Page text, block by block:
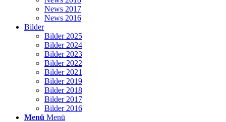
News 2017
News 2016
Bilder
Bilder 2025
Bilder 2024
Bilder 2023
Bilder 2022
Bilder 2021
Bilder 2019
Bilder 2018
Bilder 2017
Bilder 2016
Menü Menü